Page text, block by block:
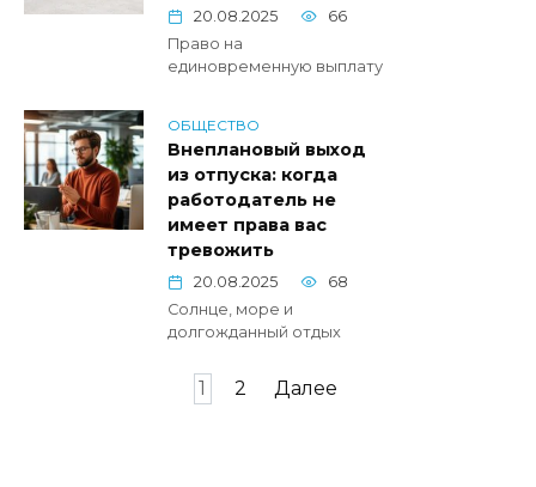
20.08.2025
66
Право на
единовременную выплату
ОБЩЕСТВО
Внеплановый выход
из отпуска: когда
работодатель не
имеет права вас
тревожить
20.08.2025
68
Солнце, море и
долгожданный отдых
1 2 Далее